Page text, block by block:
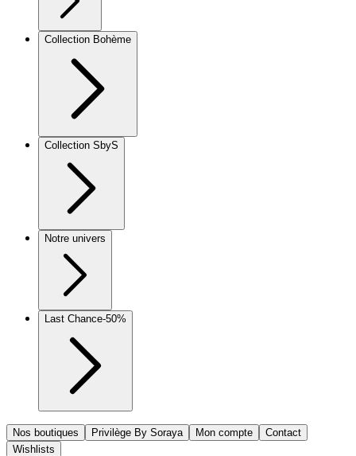
Collection Bohème
Collection SbyS
Notre univers
Last Chance-50%
Nos boutiques Privilège By Soraya Mon compte
Contact
Wishlists